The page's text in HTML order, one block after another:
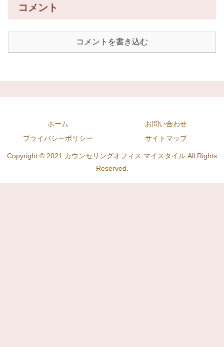
コメント
コメントを書き込む
ホーム
お問い合わせ
プライバシーポリシー
サイトマップ
Copyright © 2021 カウンセリングオフィス マイスタイル All Rights
Reserved.